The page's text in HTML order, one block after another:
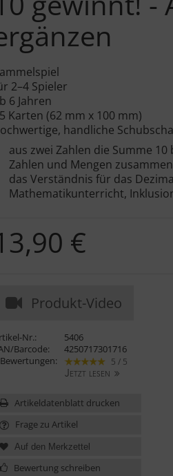
2–4 Spieler
6 Jahren
Karten (62 mm x 100 mm)
handliche
aus zwei Zahlen die Summe 10
Zahlen und Mengen
das Verständnis für das
Mathematikunterricht,
€
Produkt-Video
Nr.:
5406
Barcode:
4250717301716
5 / 5
Jetzt lesen
Artikeldatenblatt drucken
Frage zu Artikel
Bewertung schreiben